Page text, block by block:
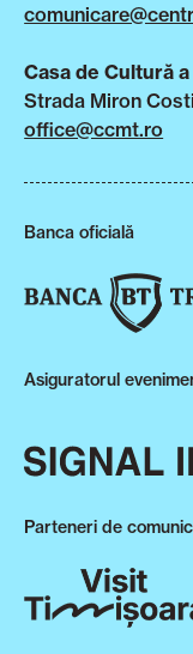
Casa de Cultură
Strada Miron
office@ccmt.ro
Banca oficială
Asiguratorul
Parteneri de